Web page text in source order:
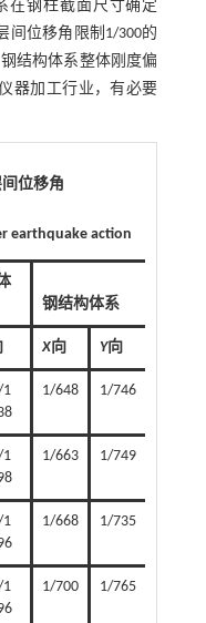
在钢柱截面尺寸确定
间位移角限制1/300的
结构体系整体刚度偏
器加工行业，有必要
位移角
earthquake action
钢结构体系
X向 Y向
1
1/648 1/746
1
1/663 1/749
1
1/668 1/735
1
1/700 1/765